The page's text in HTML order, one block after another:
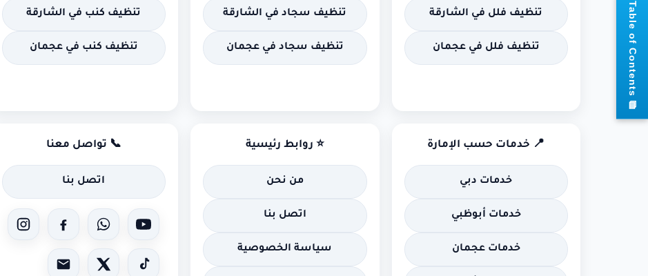
تنظيف فلل في الشارقة
تنظيف فلل في عجمان
تنظيف سجاد في الشارقة
تنظيف سجاد في عجمان
تنظيف كنب في الشارقة
تنظيف كنب في عجمان
📍 خدمات حسب الإمارة
خدمات دبي
خدمات أبوظبي
خدمات عجمان
⭐ روابط رئيسية
من نحن
اتصل بنا
سياسة الخصوصية
📞 تواصل معنا
اتصل بنا
📘
T
a
b
l
e
o
f
C
o
n
t
e
n
t
s